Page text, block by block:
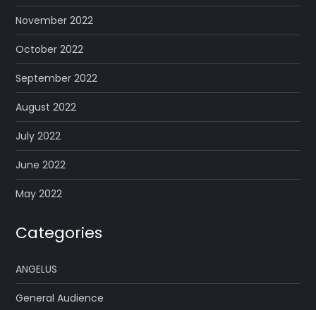
November 2022
October 2022
September 2022
August 2022
July 2022
June 2022
May 2022
Categories
ANGELUS
General Audience